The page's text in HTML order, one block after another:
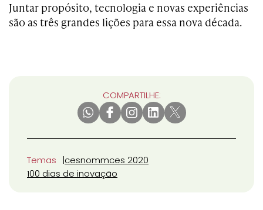
Juntar propósito, tecnologia e novas experiências
são as três grandes lições para essa nova década.
COMPARTILHE:
Temas cesnommces 2020
100 dias de inovação